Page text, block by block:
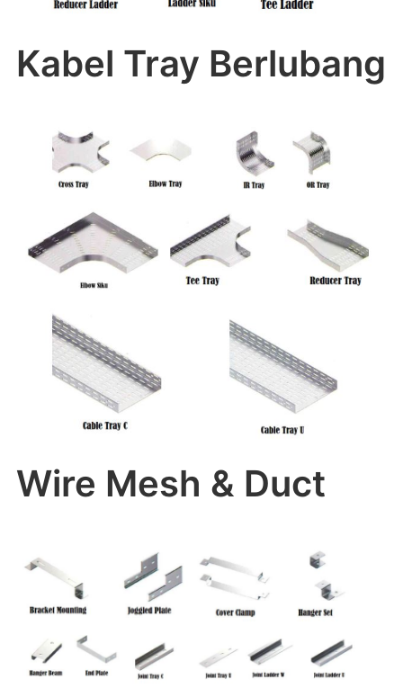
Kabel Tray Berlubang
Wire Mesh & Duct